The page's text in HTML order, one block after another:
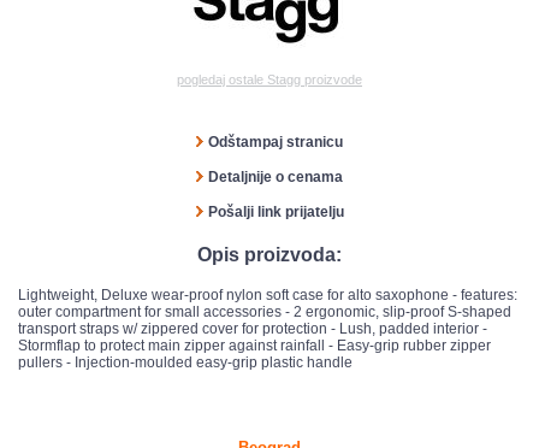
pogledaj ostale Stagg proizvode
Odštampaj stranicu
Detaljnije o cenama
Pošalji link prijatelju
Opis proizvoda:
Lightweight, Deluxe wear-proof nylon soft case for alto saxophone - features:
outer compartment for small accessories - 2 ergonomic, slip-proof S-shaped
transport straps w/ zippered cover for protection - Lush, padded interior -
Stormflap to protect main zipper against rainfall - Easy-grip rubber zipper
pullers - Injection-moulded easy-grip plastic handle